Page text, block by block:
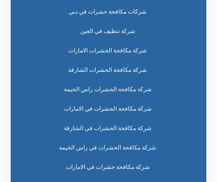
شركات مكافحة حشرات في دبي
شركة تنظيف في العين
شركة مكافحة الحشرات الامارات
شركة مكافحة الحشرات الشارقة
شركة مكافحة الحشرات راس الخيمة
شركة مكافحة الحشرات في الامارات
شركة مكافحة الحشرات في الشارقة
شركة مكافحة الحشرات في راس الخيمة
شركة مكافحة حشرات في الامارات